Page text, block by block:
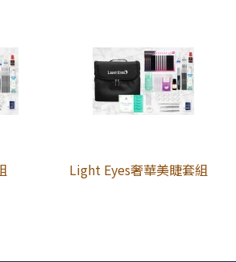
Light Eyes奢華美睫套組